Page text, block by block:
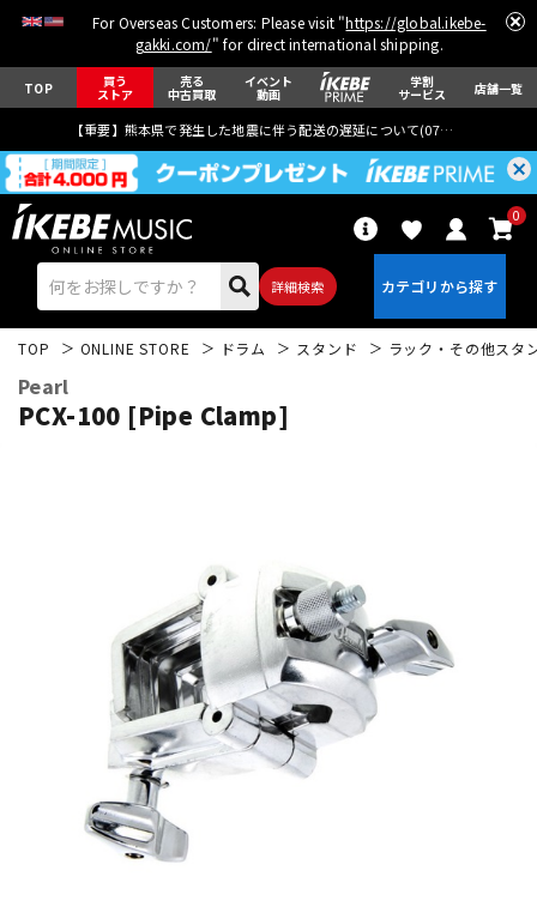
For Overseas Customers: Please visit "https://global.ikebe-
gakki.com/" for direct international shipping.
TOP 買う
ストア
売る
中古買取
イベント
動画
学割
サービス 店舗一覧
【重要】熊本県で発生した地震に伴う配送の遅延について(07月29日
詳細検索
0
ドラム パーカッション
キーボード
管楽器
TOP ONLINE STORE ドラム スタンド ラック・その他スタ
Pearl
PCX-100 [Pipe Clamp]